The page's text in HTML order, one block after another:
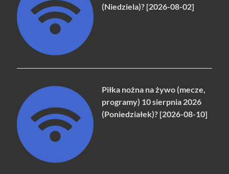
(Niedziela)? [2026-08-02]
Piłka nożna na żywo (mecze,
programy) 10 sierpnia 2026
(Poniedziałek)? [2026-08-10]